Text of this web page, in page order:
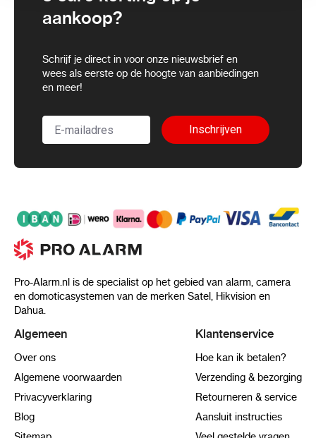
aankoop?
Schrijf je direct in voor onze nieuwsbrief en
wees als eerste op de hoogte van aanbiedingen
en meer!
Inschrijven
Pro-Alarm.nl is de specialist op het gebied van alarm, camera
en domoticasystemen van de merken Satel, Hikvision en
Dahua.
Algemeen
Over ons
Algemene voorwaarden
Privacyverklaring
Blog
Klantenservice
Hoe kan ik betalen?
Verzending & bezorging
Retourneren & service
Aansluit instructies